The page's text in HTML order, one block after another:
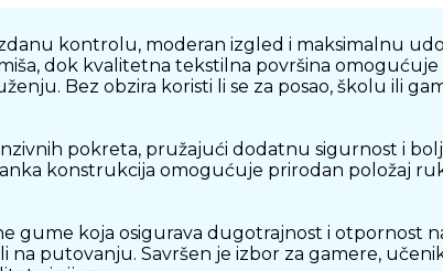
kontrolu, moderan izgled i maksimalnu
dok kvalitetna tekstilna površina
Bez obzira koristi li se za posao, školu ili
pokreta, pružajući dodatnu sigurnost i
konstrukcija omogućuje prirodan položaj
gume koja osigurava dugotrajnost i otpornost
putovanju. Savršen je izbor za gamere,